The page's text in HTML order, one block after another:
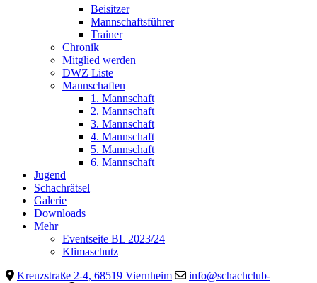
Beisitzer
Mannschaftsführer
Trainer
Chronik
Mitglied werden
DWZ Liste
Mannschaften
1. Mannschaft
2. Mannschaft
3. Mannschaft
4. Mannschaft
5. Mannschaft
6. Mannschaft
Jugend
Schachrätsel
Galerie
Downloads
Mehr
Eventseite BL 2023/24
Klimaschutz
Kreuzstraße 2-4, 68519 Viernheim
info@schachclub-